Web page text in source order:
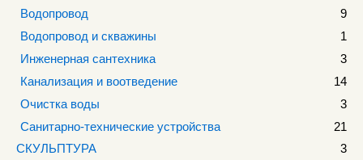
Водопровод
9
Водопровод и скважины
1
Инженерная сантехника
3
Канализация и воотведение
14
Очистка воды
3
Санитарно-технические устройства
21
СКУЛЬПТУРА
3